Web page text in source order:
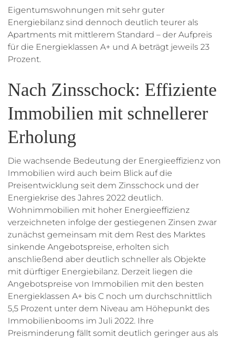
Eigentumswohnungen mit sehr guter
Energiebilanz sind dennoch deutlich teurer als
Apartments mit mittlerem Standard – der Aufpreis
für die Energieklassen A+ und A beträgt jeweils 23
Prozent.
Nach Zinsschock: Effiziente
Immobilien mit schnellerer
Erholung
Die wachsende Bedeutung der Energieeffizienz von
Immobilien wird auch beim Blick auf die
Preisentwicklung seit dem Zinsschock und der
Energiekrise des Jahres 2022 deutlich.
Wohnimmobilien mit hoher Energieeffizienz
verzeichneten infolge der gestiegenen Zinsen zwar
zunächst gemeinsam mit dem Rest des Marktes
sinkende Angebotspreise, erholten sich
anschließend aber deutlich schneller als Objekte
mit dürftiger Energiebilanz. Derzeit liegen die
Angebotspreise von Immobilien mit den besten
Energieklassen A+ bis C noch um durchschnittlich
5,5 Prozent unter dem Niveau am Höhepunkt des
Immobilienbooms im Juli 2022. Ihre
Preisminderung fällt somit deutlich geringer aus als